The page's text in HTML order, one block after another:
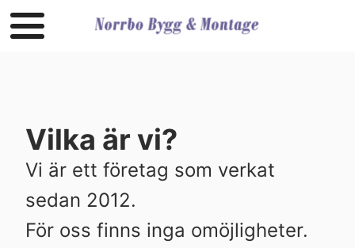
Vilka är vi?
Vi är ett företag som verkat
sedan 2012.
För oss finns inga omöjligheter.